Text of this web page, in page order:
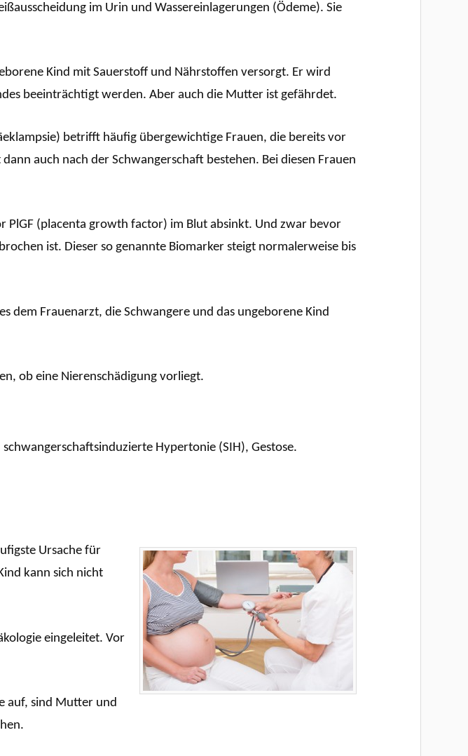
im Urin und Wassereinlagerungen (Ödeme). Sie
Kind mit Sauerstoff und Nährstoffen versorgt. Er wird
beeinträchtigt werden. Aber auch die Mutter ist gefährdet.
betrifft häufig übergewichtige Frauen, die bereits vor
auch nach der Schwangerschaft bestehen. Bei diesen Frauen
PlGF (placenta growth factor) im Blut absinkt. Und zwar bevor
ist. Dieser so genannte Biomarker steigt normalerweise bis
dem Frauenarzt, die Schwangere und das ungeborene Kind
ob eine Nierenschädigung vorliegt.
Hypertonie (SIH), Gestose.
Ursache für
kann sich nicht
eingeleitet. Vor
auf, sind Mutter und